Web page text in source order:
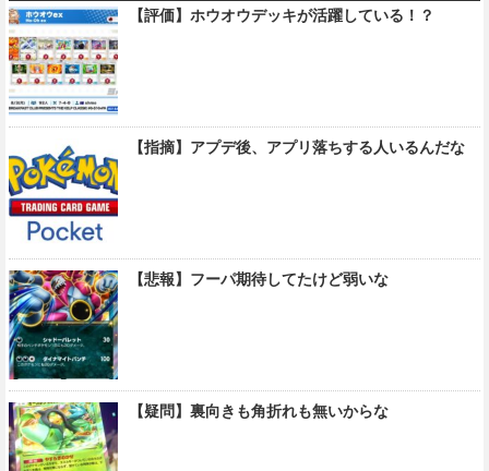
【評価】ホウオウデッキが活躍している！？
【指摘】アプデ後、アプリ落ちする人いるんだな
【悲報】フーパ期待してたけど弱いな
【疑問】裏向きも角折れも無いからな